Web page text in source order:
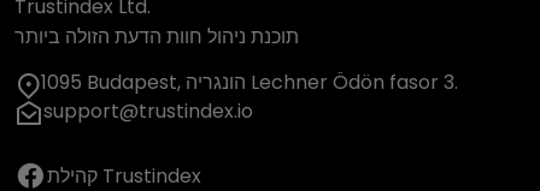
Trustindex Ltd.
תוכנת ניהול חוות הדעת הזולה ביותר
1095 Budapest, הונגריה Lechner Ödön fasor 3.
support@trustindex.io
קהילת Trustindex